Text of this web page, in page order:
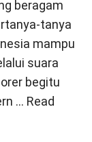
beragam
tanya
mampu
suara
begitu
… Read